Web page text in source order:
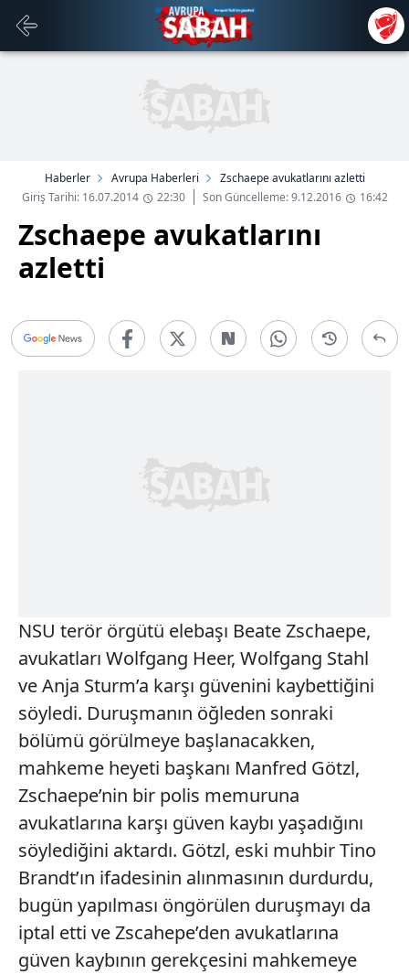
Haberler Avrupa Haberleri
Zschaepe avukatlarını azletti
Giriş Tarihi: 16.07.2014
22:30 Son Güncelleme: 9.12.2016 16:42
Zschaepe avukatlarını
azletti
NSU terör örgütü elebaşı Beate Zschaepe,
avukatları Wolfgang Heer, Wolfgang Stahl
ve Anja Sturm’a karşı güvenini kaybettiğini
söyledi. Duruşmanın öğleden sonraki
bölümü görülmeye başlanacakken,
mahkeme heyeti başkanı Manfred Götzl,
Zschaepe’nin bir polis memuruna
avukatlarına karşı güven kaybı yaşadığını
söylediğini aktardı. Götzl, eski muhbir Tino
Brandt’ın ifadesinin alınmasının durdurdu,
bugün yapılması öngörülen duruşmayı da
iptal etti ve Zscahepe’den avukatlarına
güven kaybının gerekçesini mahkemeye